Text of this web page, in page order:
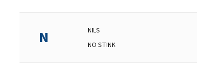
N NILS
NO STINK